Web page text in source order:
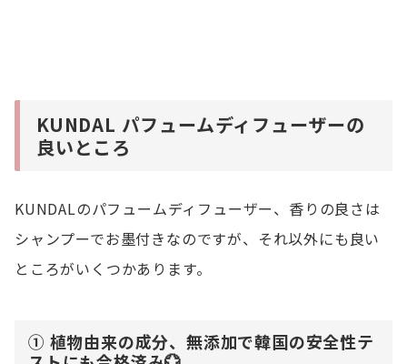
KUNDAL パフュームディフューザーの
良いところ
KUNDALのパフュームディフューザー、香りの良さは
シャンプーでお墨付きなのですが、それ以外にも良い
ところがいくつかあります。
① 植物由来の成分、無添加で韓国の安全性テ